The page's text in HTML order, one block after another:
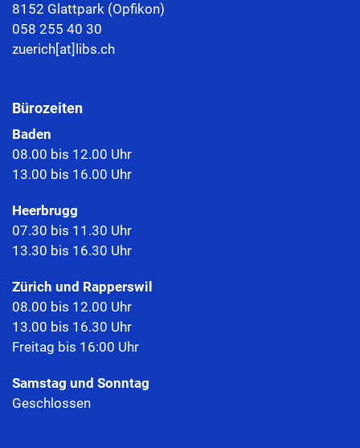
8152 Glattpark (Opfikon)
058 255 40 30
zuerich[at]libs.ch
Bürozeiten
Baden
08.00 bis 12.00 Uhr
13.00 bis 16.00 Uhr
Heerbrugg
07.30 bis 11.30 Uhr
13.30 bis 16.30 Uhr
Zürich und Rapperswil
08.00 bis 12.00 Uhr
13.00 bis 16.30 Uhr
Freitag bis 16:00 Uhr
Samstag und Sonntag
Geschlossen